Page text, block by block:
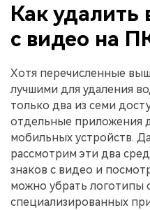
Как удалить
с видео на
Хотя перечисленные
лучшими для удаления
только два из семи
отдельные приложения
мобильных устройств.
рассмотрим эти два
знаков с видео и
можно убрать
специализированных